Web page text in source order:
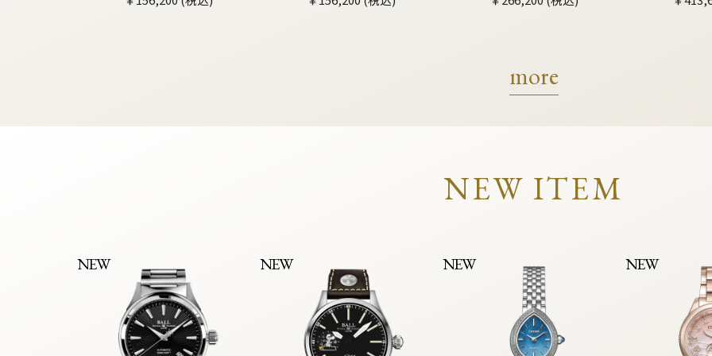
more
NEW ITEM
NEW NEW NEW NEW